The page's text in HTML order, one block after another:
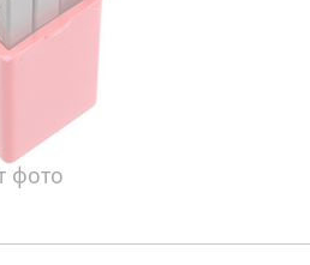
фото